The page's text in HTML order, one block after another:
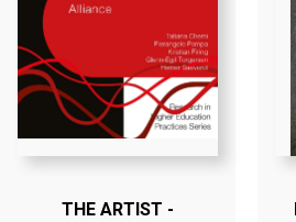
THE ARTIST -